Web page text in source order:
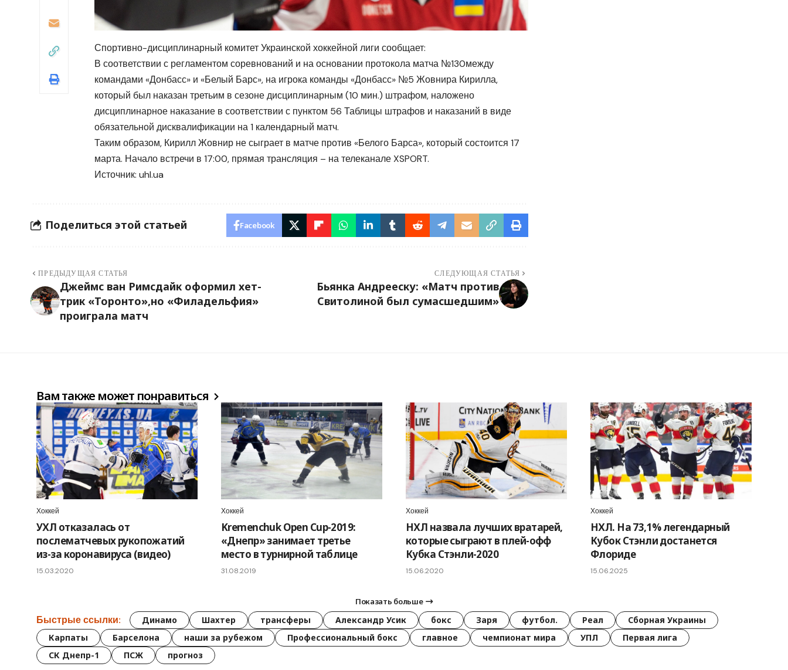
Спортивно-дисциплинарный комитет Украинской хоккейной лиги сообщает:
В соответствии с регламентом соревнований и на основании протокола матча №130между
командами «Донбасс» и «Белый Барс», на игрока команды «Донбасс» №5 Жовнира Кирилла,
который был наказан третьим в сезоне дисциплинарным (10 мин.) штрафом, наложено
дисциплинарное наказание в соответствии с пунктом 56 Таблицы штрафов и наказаний в виде
обязательной дисквалификации на 1 календарный матч.
Таким образом, Кирилл Жовнир не сыграет в матче против «Белого Барса», который состоится 17
марта. Начало встречи в 17:00, прямая трансляция – на телеканале XSPORT.
Источник: uhl.ua
Поделиться этой статьей Facebook
ПРЕДЫДУЩАЯ СТАТЬЯ
Джеймс ван Римсдайк оформил хет-
трик «Торонто»,но «Филадельфия»
проиграла матч
СЛЕДУЮЩАЯ СТАТЬЯ
Бьянка Андрееску: «Матч против
Свитолиной был сумасшедшим»
Вам также может понравиться
Хоккей
УХЛ отказалась от
послематчевых рукопожатий
из-за коронавируса (видео)
15.03.2020
Хоккей
Kremenchuk Open Cup-2019:
«Днепр» занимает третье
место в турнирной таблице
31.08.2019
Хоккей
НХЛ назвала лучших вратарей,
которые сыграют в плей-офф
Кубка Стэнли-2020
15.06.2020
Хоккей
НХЛ. На 73,1% легендарный
Кубок Стэнли достанется
Флориде
15.06.2025
Показать больше
Быстрые ссылки: Динамо Шахтер трансферы Александр Усик бокс Заря футбол. Реал
Сборная Украины
Карпаты
Барселона наши за рубежом Профессиональный бокс главное чемпионат мира УПЛ
Первая лига
СК Днепр-1
ПСЖ прогноз